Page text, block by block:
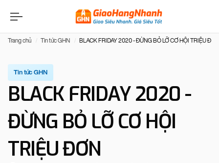
Trang chủ Tin tức GHN BLACK FRIDAY 2020 - ĐỪNG BỎ LỠ CƠ HỘI TRIỆU ĐƠN
Tin tức GHN
BLACK FRIDAY 2020 -
ĐỪNG BỎ LỠ CƠ HỘI
TRIỆU ĐƠN